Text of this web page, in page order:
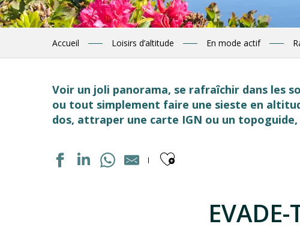
Accueil Loisirs d’altitude En mode actif
Voir un joli panorama, se rafraîchir dans les
ou tout simplement faire une sieste en
dos, attraper une carte IGN ou un
Ajouter aux